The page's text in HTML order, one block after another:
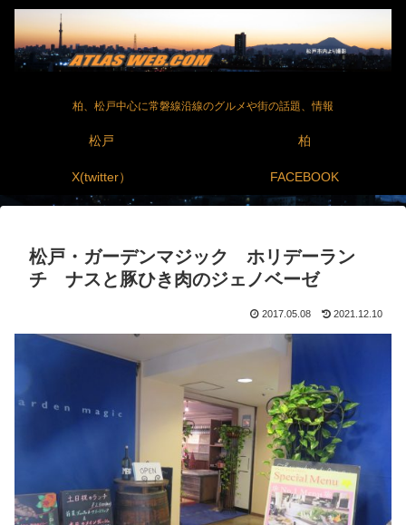
柏、松戸中心に常磐線沿線のグルメや街の話題、情報
松戸 柏
X(twitter） FACEBOOK
松戸・ガーデンマジック ホリデーラン
チ ナスと豚ひき肉のジェノベーゼ
2017.05.08 2021.12.10